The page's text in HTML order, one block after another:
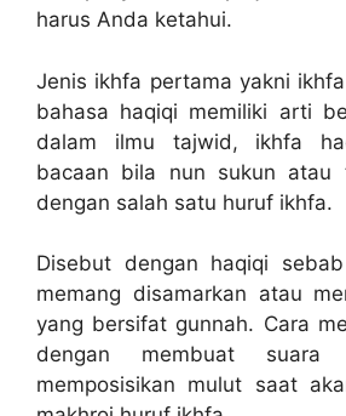
harus Anda ketahui.
Jenis ikhfa pertama yakni
bahasa haqiqi memiliki arti
dalam ilmu tajwid, ikhfa
bacaan bila nun sukun atau
dengan salah satu huruf ikhfa.
Disebut dengan haqiqi
memang disamarkan atau
yang bersifat gunnah. Cara
dengan membuat suara
memposisikan mulut saat